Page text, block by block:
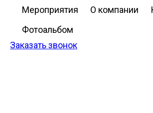
Мероприятия
О компании
Фотоальбом
Заказать звонок